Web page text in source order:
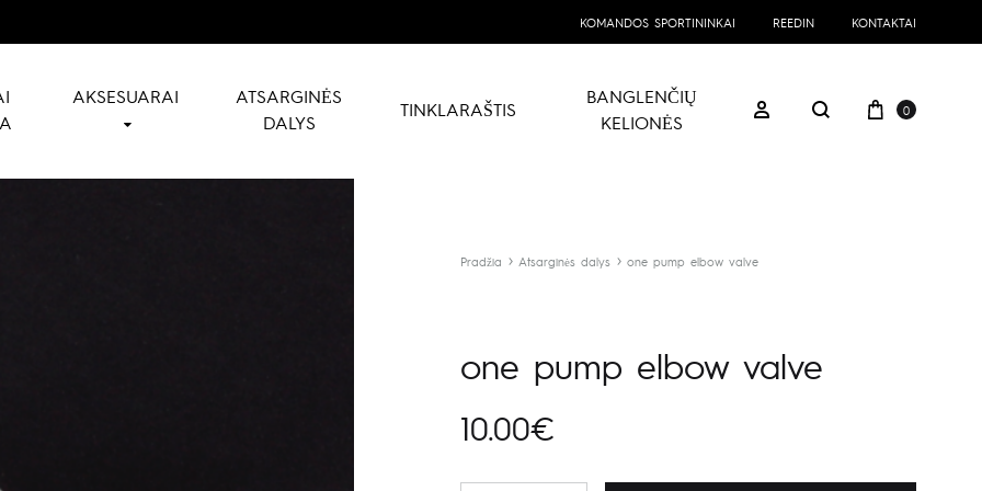
KOMANDOS SPORTININKAI REEDIN KONTAKTAI
AKSESUARAI
ATSARGINĖS
DALYS
TINKLARAŠTIS
BANGLENČIŲ
KELIONĖS
Prisijungti
Paieška
Prekių
0
Pradžia Atsarginės dalys one pump elbow valve
one pump elbow valve
10.00€